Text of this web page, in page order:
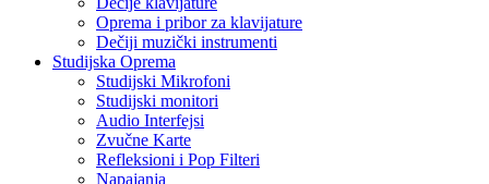
Oprema i pribor za klavijature
Dečiji muzički instrumenti
Studijska Oprema
Studijski Mikrofoni
Studijski monitori
Audio Interfejsi
Zvučne Karte
Refleksioni i Pop Filteri
Napajanja